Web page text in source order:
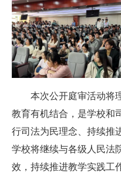
本次公开庭审活动将
教育有机结合，是学校和
行司法为民理念、持续推
学校将继续与各级人民法
效，持续推进教学实践工